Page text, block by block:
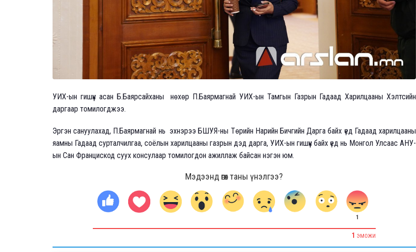
УИХ-ын гишүүн асан Б.Баярсайханы нөхөр П.Баярмагнай УИХ-ын Тамгын Газрын Гадаад Харилцааны Хэлтсийн
даргаар томилогджээ.
Эргэн сануулахад, П.Баярмагнай нь эхнэрээ БШУЯ-ны Төрийн Нарийн Бичгийн Дарга байх үед Гадаад харилцааны
яамны Гадаад сурталчилгаа, соёлын харилцааны газрын дэд дарга, УИХ-ын гишүүн байх үед нь Монгол Улсаас АНУ-
ын Сан Францискод суух консулаар томилогдон ажиллаж байсан нэгэн юм.
Мэдээнд өгөх таны үнэлгээ?
1
1 ЭМОЖИ